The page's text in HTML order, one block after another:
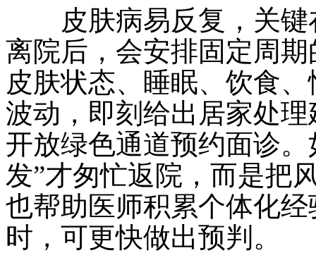
皮肤病易反复，关键
离院后，会安排固定周
皮肤状态、睡眠、饮食
波动，即刻给出居家处
开放绿色通道预约面诊
发”才匆忙返院，而是把
也帮助医师积累个体化
时，可更快做出预判。